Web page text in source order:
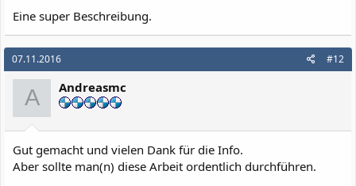
Eine super Beschreibung.
07.11.2016 #12
A Andreasmc
Gut gemacht und vielen Dank für die Info.
Aber sollte man(n) diese Arbeit ordentlich durchführen.